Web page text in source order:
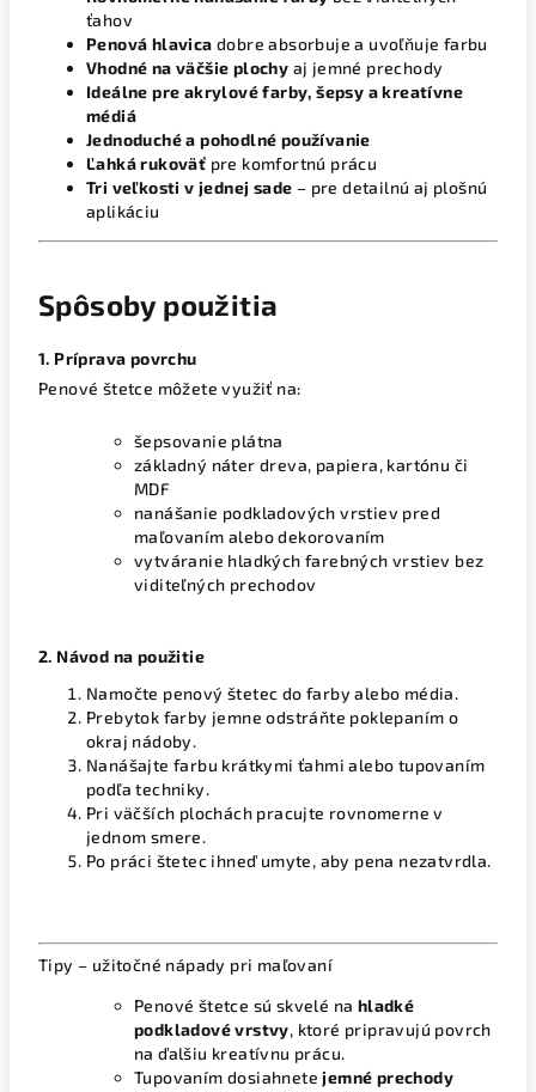
ťahov
Penová hlavica dobre absorbuje a uvoľňuje farbu
Vhodné na väčšie plochy aj jemné prechody
Ideálne pre akrylové farby, šepsy a kreatívne
médiá
Jednoduché a pohodlné používanie
Ľahká rukoväť pre komfortnú prácu
Tri veľkosti v jednej sade – pre detailnú aj plošnú
aplikáciu
Spôsoby použitia
1. Príprava povrchu
Penové štetce môžete využiť na:
šepsovanie plátna
základný náter dreva, papiera, kartónu či
MDF
nanášanie podkladových vrstiev pred
maľovaním alebo dekorovaním
vytváranie hladkých farebných vrstiev bez
viditeľných prechodov
2. Návod na použitie
Namočte penový štetec do farby alebo média.
Prebytok farby jemne odstráňte poklepaním o
okraj nádoby.
Nanášajte farbu krátkymi ťahmi alebo tupovaním
podľa techniky.
Pri väčších plochách pracujte rovnomerne v
jednom smere.
Po práci štetec ihneď umyte, aby pena nezatvrdla.
Tipy – užitočné nápady pri maľovaní
Penové štetce sú skvelé na hladké
podkladové vrstvy, ktoré pripravujú povrch
na ďalšiu kreatívnu prácu.
Tupovaním dosiahnete jemné prechody